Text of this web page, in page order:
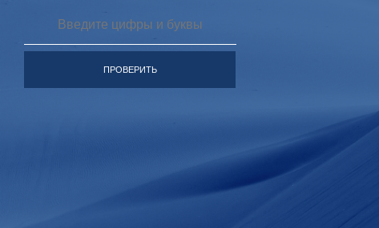
ПРОВЕРИТЬ